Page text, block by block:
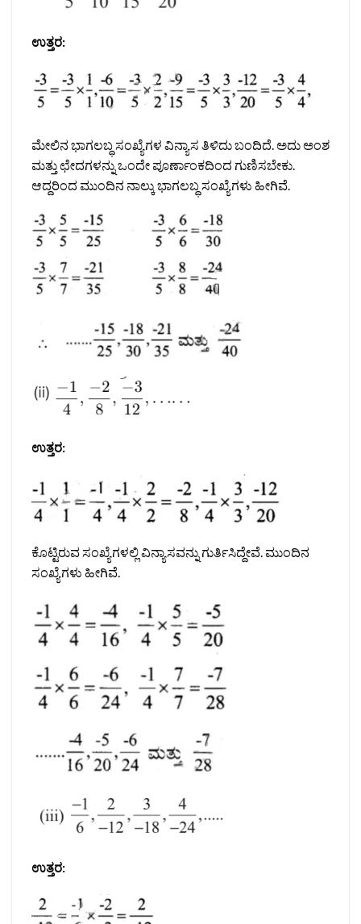
ಉತ್ತರ:
ಮೇಲಿನ ಭಾಗಲಬ್ಧ ಸಂಖ್ಯೆಗಳ ವಿನ್ಯಾಸ ತಿಳಿದು ಬಂದಿದೆ. ಅದು ಅಂಶ
ಮತ್ತು ಛೇದಗಳನ್ನು ಒಂದೇ ಪೂರ್ಣಾಂಕದಿಂದ ಗುಣಿಸಬೇಕು.
ಆದ್ದರಿಂದ ಮುಂದಿನ ನಾಲ್ಕು ಭಾಗಲಬ್ಧ ಸಂಖ್ಯೆಗಳು ಹೀಗಿವೆ.
ಉತ್ತರ:
ಕೊಟ್ಟಿರುವ ಸಂಖ್ಯೆಗಳಲ್ಲಿ ವಿನ್ಯಾಸವನ್ನು ಗುರ್ತಿಸಿದ್ದೇವೆ. ಮುಂದಿನ
ಸಂಖ್ಯೆಗಳು ಹೀಗಿವೆ.
ಉತ್ತರ: